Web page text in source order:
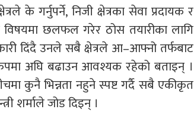
के गर्नुपर्ने, निजी क्षेत्रका सेवा प्रदायक र
विषयमा छलफल गरेर ठोस तयारीका लागि
दिंदै उनले सबै क्षेत्रले आ–आफ्नो तर्फबाट
अघि बढाउन आवश्यक रहेको बताइन् ।
कुनै भिन्नता नहुने स्पष्ट गर्दै सबै एकीकृत
शर्माले जोड दिइन् ।